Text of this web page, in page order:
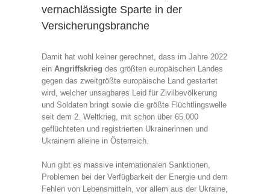
vernachlässigte Sparte in der
Versicherungsbranche
Damit hat wohl keiner gerechnet, dass im Jahre 2022
ein Angriffskrieg des größten europäischen Landes
gegen das zweitgrößte europäische Land gestartet
wird, welcher unsagbares Leid für Zivilbevölkerung
und Soldaten bringt sowie die größte Flüchtlingswelle
seit dem 2. Weltkrieg, mit schon über 65.000
geflüchteten und registrierten Ukrainerinnen und
Ukrainern alleine in Österreich.
Nun gibt es massive internationalen Sanktionen,
Problemen bei der Verfügbarkeit der Energie und dem
Fehlen von Lebensmitteln, vor allem aus der Ukraine,